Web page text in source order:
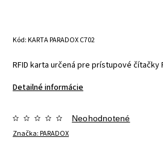
Kód:KARTA PARADOX C702
RFID karta určená pre prístupové čítačky
Detailné informácie
Značka:PARADOX
Neohodnotené